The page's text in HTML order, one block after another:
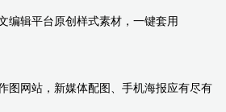
编辑平台原创样式素材，一键套用
图网站，新媒体配图、手机海报应有尽有